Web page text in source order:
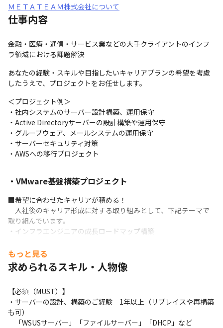
ＭＥＴＡＴＥＡＭ株式会社について
仕事内容
金融・医療・通信・サービス業などの大手クライアントのインフ
ラ領域における課題解決
あなたの経験・スキルや目指したいキャリアプランの希望を考慮
したうえで、プロジェクトをお任せします。
＜プロジェクト例＞
・社内システムのサーバー設計構築、運用保守
・Active Directoryサーバーの設計構築や運用保守
・グループウェア、メールシステムの運用保守
・サーバーセキュリティ対策
・AWSへの移行プロジェクト
・VMware基盤構築プロジェクト
■希望に合わせたキャリアが積める！
入社後のキャリア形成に対する取り組みとして、下記テーマで
取り組んでいます。
・インフラエンジニアの成長ロードマップ構築
・資格取得に向けた顧客提供価値の向上、セルフブランディング
強化
・社内 AWS学習環境の改善
■AWS資格取得を全面バックアップ
AWS資格取得を会社として全面バックアップします。
AWS未経験で入社3か月後に下記資格を全て取得したメンバーも
います！！
もっと見る
求められるスキル・人物像
【必須（MUST）】
・サーバーの設計、構築のご経験　1年以上（リプレイスや再構築
も可）
「WSUSサーバー」「ファイルサーバー」「DHCP」など